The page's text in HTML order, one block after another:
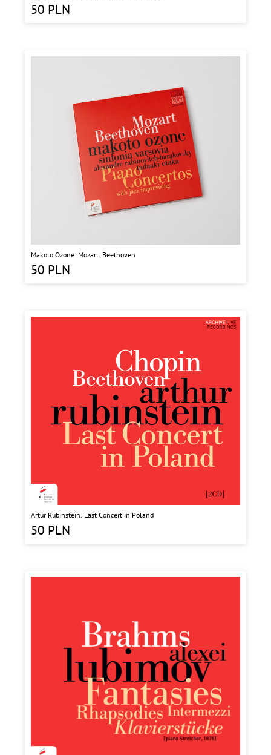
50 PLN
Makoto Ozone. Mozart. Beethoven
50 PLN
Artur Rubinstein. Last Concert in Poland
50 PLN